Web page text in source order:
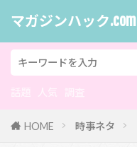
マガジンハック.com
HOME 時事ネタ